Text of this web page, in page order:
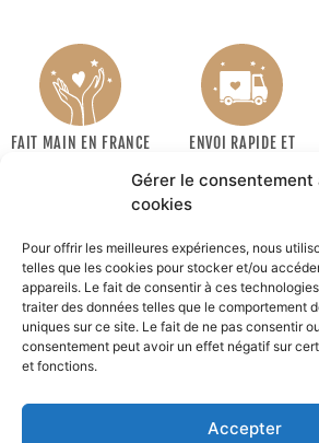
Gérer le consentement
cookies
Pour offrir les meilleures expériences, nous
telles que les cookies pour stocker et/ou
appareils. Le fait de consentir à ces
traiter des données telles que le comportement
uniques sur ce site. Le fait de ne pas consentir
consentement peut avoir un effet négatif sur
et fonctions.
Accepter
FAIT MAIN EN FRANCE
ENVOI RAPIDE ET
INFORMATIONS
MON COMPTE